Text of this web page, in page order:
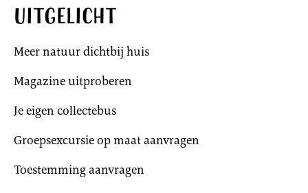
Uitgelicht
Meer natuur dichtbij huis
Magazine uitproberen
Je eigen collectebus
Groepsexcursie op maat aanvragen
Toestemming aanvragen